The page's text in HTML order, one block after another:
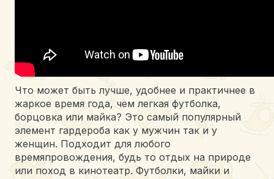
Что может быть лучше, удобнее и практичнее в
жаркое время года, чем легкая футболка,
борцовка или майка? Это самый популярный
элемент гардероба как у мужчин так и у
женщин. Подходит для любого
времяпровождения, будь то отдых на природе
или поход в кинотеатр. Футболки, майки и